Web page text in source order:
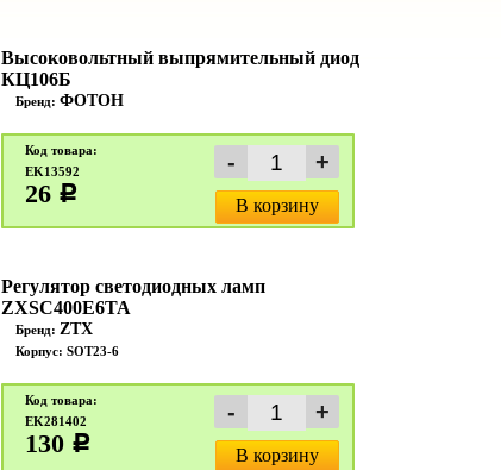
Высоковольтный выпрямительный диод
КЦ106Б
Бренд: ФОТОН
Код товара:
EK13592
26 c
В корзину
Регулятор светодиодных ламп
ZXSC400E6TA
Бренд: ZTX
Корпус: SOT23-6
Код товара:
EK281402
130 c
В корзину